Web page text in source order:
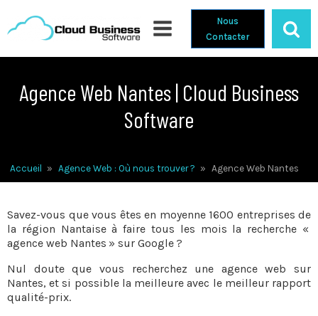
Nous
Contacter
Agence Web Nantes | Cloud Business
Software
Accueil » Agence Web : Où nous trouver ? » Agence Web Nantes
Savez-vous que vous êtes en moyenne 1600 entreprises de
la région Nantaise à faire tous les mois la recherche «
agence web Nantes » sur Google ?
Nul doute que vous recherchez une agence web sur
Nantes, et si possible la meilleure avec le meilleur rapport
qualité-prix.